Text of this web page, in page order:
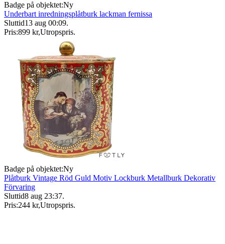
Badge på objektet:Ny
Underbart inredningsplåtburk lackman fernissa
Sluttid13 aug 00:09.
Pris:899 kr,Utropspris.
Badge på objektet:Ny
Plåtburk Vintage Röd Guld Motiv Lockburk Metallburk Dekorativ
Förvaring
Sluttid8 aug 23:37.
Pris:244 kr,Utropspris.